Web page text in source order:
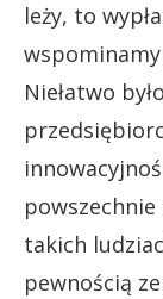
leży, to
Niełatwo
powszechnie
takich
pewnością